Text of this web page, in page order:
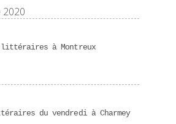
2020
à Montreux
du vendredi à Charmey